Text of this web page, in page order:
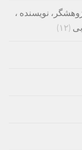
نویسنده ،
(۱۲)